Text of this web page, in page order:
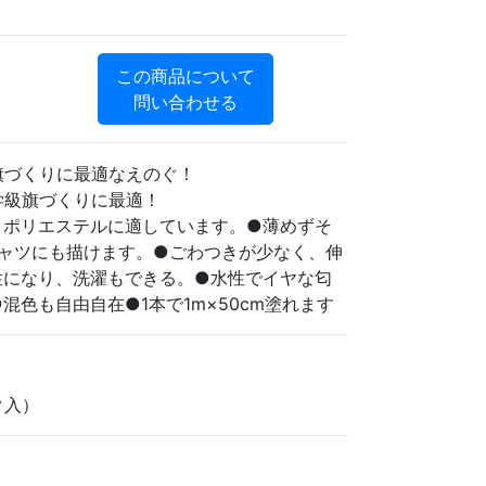
この商品について
問い合わせる
くりに最適なえのぐ！
旗づくりに最適！
リエステルに適しています。●薄めずそ
ツにも描けます。●ごわつきが少なく、伸
なり、洗濯もできる。●水性でイヤな匂
色も自由自在●1本で1m×50cm塗れます
）